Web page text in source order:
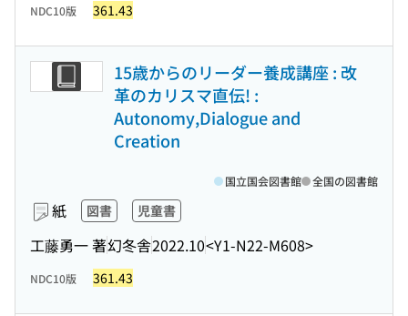
NDC10版 361.43
15歳からのリーダー養成講座 : 改
革のカリスマ直伝! :
Autonomy,Dialogue and
Creation
紙 図書 児童書
工藤勇一 著幻冬舎2022.10<Y1-N22-M608>
国立国会図書館 全国の図書館
NDC10版 361.43